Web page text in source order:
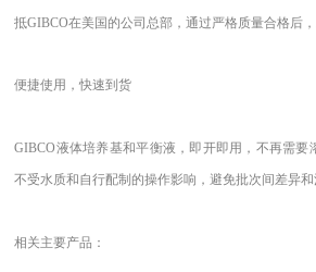
抵GIBCO在美国的公司总部，通过严格质量合格后，
便捷使用，快速到货
GIBCO液体培养基和平衡液，即开即用，不再需要
不受水质和自行配制的操作影响，避免批次间差异和
相关主要产品：